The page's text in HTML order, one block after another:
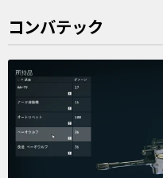
コンバテック